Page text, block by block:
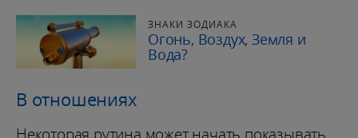
ЗНАКИ ЗОДИАКА
Огонь, Воздух, Земля и
Вода?
В отношениях